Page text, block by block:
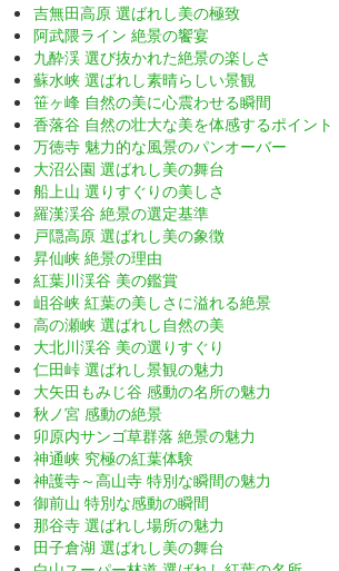
吉無田高原 選ばれし美の極致
阿武隈ライン 絶景の饗宴
九酔渓 選び抜かれた絶景の楽しさ
蘇水峡 選ばれし素晴らしい景観
笹ヶ峰 自然の美に心震わせる瞬間
香落谷 自然の壮大な美を体感するポイント
万徳寺 魅力的な風景のパンオーバー
大沼公園 選ばれし美の舞台
船上山 選りすぐりの美しさ
羅漢渓谷 絶景の選定基準
戸隠高原 選ばれし美の象徴
昇仙峡 絶景の理由
紅葉川渓谷 美の鑑賞
岨谷峡 紅葉の美しさに溢れる絶景
高の瀬峡 選ばれし自然の美
大北川渓谷 美の選りすぐり
仁田峠 選ばれし景観の魅力
大矢田もみじ谷 感動の名所の魅力
秋ノ宮 感動の絶景
卯原内サンゴ草群落 絶景の魅力
神通峡 究極の紅葉体験
神護寺～高山寺 特別な瞬間の魅力
御前山 特別な感動の瞬間
那谷寺 選ばれし場所の魅力
田子倉湖 選ばれし美の舞台